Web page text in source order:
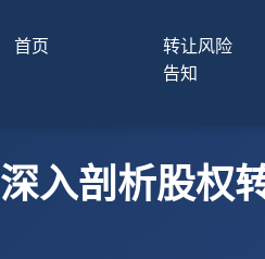
首页
转让风险
告知
深入剖析股权